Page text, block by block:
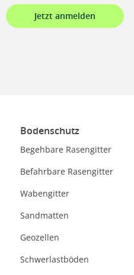
Jetzt anmelden
Bodenschutz
Begehbare Rasengitter
Befahrbare Rasengitter
Wabengitter
Sandmatten
Geozellen
Schwerlastböden